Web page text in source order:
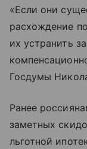
«Если они
расхождение
их устранить
Госдумы
Ранее
заметных
льготной